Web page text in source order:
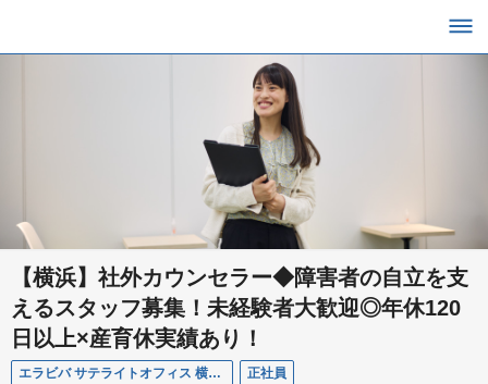
【横浜】社外カウンセラー◆障害者の自立を支
えるスタッフ募集！未経験者大歓迎◎年休120
日以上×産育休実績あり！
エラビバ サテライトオフィス 横浜オフィスの生活支援員求人 正社員